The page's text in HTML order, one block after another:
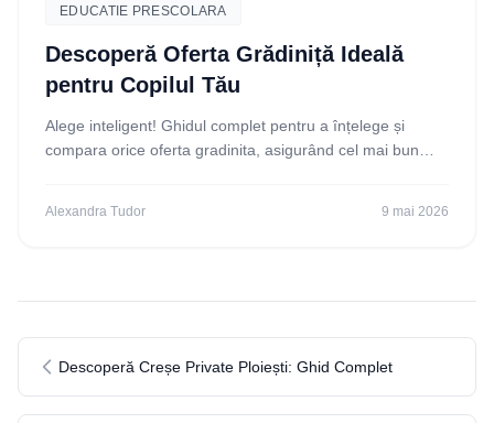
EDUCATIE PRESCOLARA
Descoperă Oferta Grădiniță Ideală
pentru Copilul Tău
Alege inteligent! Ghidul complet pentru a înțelege și
compara orice oferta gradinita, asigurând cel mai bun
Alexandra Tudor 9 mai 2026
Descoperă Creșe Private Ploiești: Ghid Complet